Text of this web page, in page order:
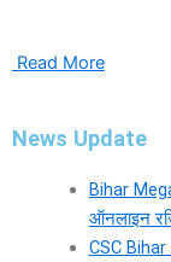
Read More
News Update
Bihar
ऑनलाइन
CSC